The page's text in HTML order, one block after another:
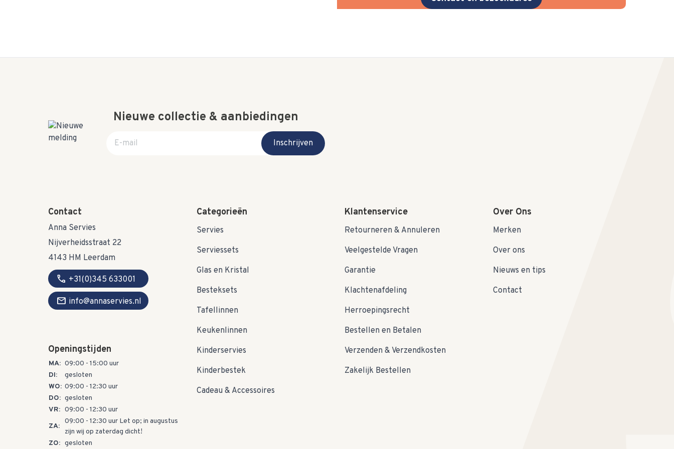
Nieuwe collectie & aanbiedingen
E-mail adres
Inschrijven
Contact
Anna Servies
Nijverheidsstraat 22
4143 HM Leerdam
call +31(0)345 633001
mail info@annaservies.nl
Openingstijden
MA: 09:00 - 15:00 uur
DI:
gesloten
WO: 09:00 - 12:30 uur
DO: gesloten
VR: 09:00 - 12:30 uur
ZA:
09:00 - 12:30 uur Let op; in augustus
zijn wij op zaterdag dicht!
ZO: gesloten
Categorieën
Servies
Serviessets
Glas en Kristal
Besteksets
Tafellinnen
Keukenlinnen
Kinderservies
Kinderbestek
Cadeau & Accessoires
Klantenservice
Retourneren & Annuleren
Veelgestelde Vragen
Garantie
Klachtenafdeling
Herroepingsrecht
Bestellen en Betalen
Verzenden & Verzendkosten
Zakelijk Bestellen
Over Ons
Merken
Over ons
Nieuws en tips
Contact